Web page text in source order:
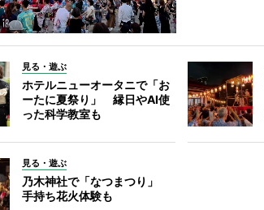
見る・遊ぶ
ホテルニューオータニで「お
ーたに夏祭り」 縁日やAI使
った科学教室も
見る・遊ぶ
乃木神社で「なつまつり」
手持ち花火体験も